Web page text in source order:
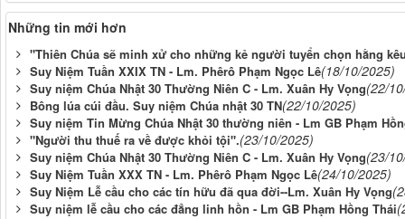
Những tin mới hơn
"Thiên Chúa sẽ minh xử cho những kẻ người tuyển chọn hằng
Suy Niệm Tuần XXIX TN - Lm. Phêrô Phạm Ngọc Lê(18/10/2025)
Suy niệm Chúa Nhật 30 Thường Niên C - Lm. Xuân Hy Vọng(22/
Bông lúa cúi đầu. Suy niệm Chúa nhật 30 TN(22/10/2025)
Suy niệm Tin Mừng Chúa Nhật 30 thường niên - Lm GB Phạm
"Người thu thuế ra về được khỏi tội".(23/10/2025)
Suy niệm Chúa Nhật 30 Thường Niên C - Lm. Xuân Hy Vọng(23/
Suy Niệm Tuần XXX TN - Lm. Phêrô Phạm Ngọc Lê(24/10/2025)
Suy Niệm Lễ cầu cho các tín hữu đã qua đời--Lm. Xuân Hy Vọng
Suy niệm lễ cầu cho các đẳng linh hồn - Lm GB Phạm Hồng Thái